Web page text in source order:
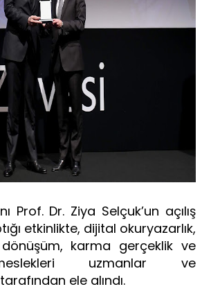
Prof. Dr. Ziya Selçuk’un açılış
etkinlikte, dijital okuryazarlık,
karma gerçeklik ve
uzmanlar ve
ele alındı.